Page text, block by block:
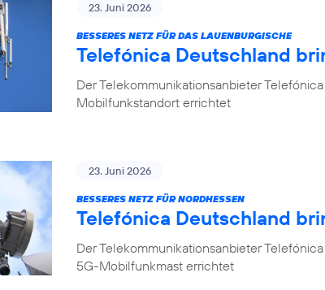
23. Juni 2026
BESSERES NETZ FÜR DAS LAUENBURGISCHE
Telefónica Deutschland
Der Telekommunikationsanbieter
Mobilfunkstandort errichtet
23. Juni 2026
BESSERES NETZ FÜR NORDHESSEN
Telefónica Deutschland
Der Telekommunikationsanbieter
5G-Mobilfunkmast errichtet